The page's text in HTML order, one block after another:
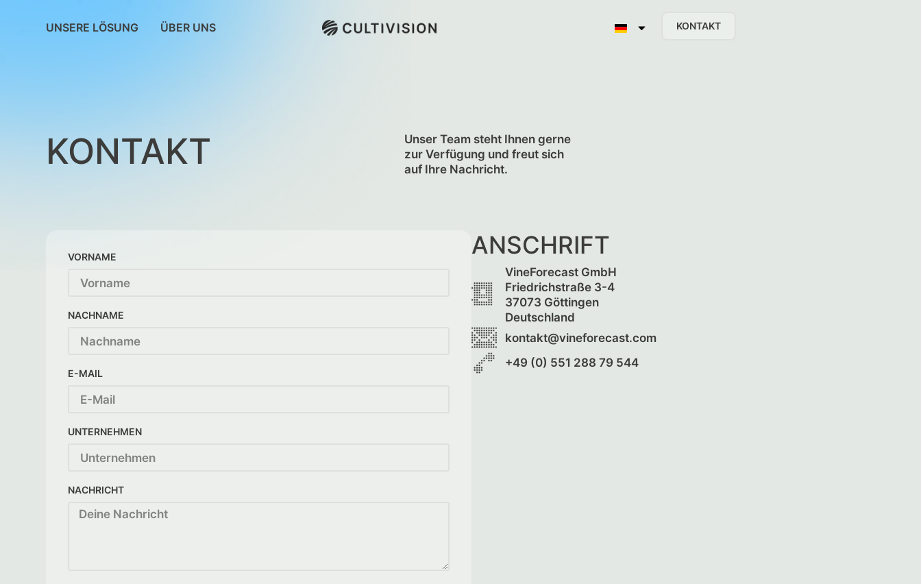
UNSERE LÖSUNG ÜBER UNS KONTAKT
KONTAKT
Unser Team steht Ihnen gerne
zur Verfügung und freut sich
auf Ihre Nachricht.
VORNAME
NACHNAME
E-MAIL
UNTERNEHMEN
NACHRICHT
ANSCHRIFT
VineForecast GmbH
Friedrichstraße 3-4
37073 Göttingen
Deutschland
kontakt@vineforecast.com
+49 (0) 551 288 79 544